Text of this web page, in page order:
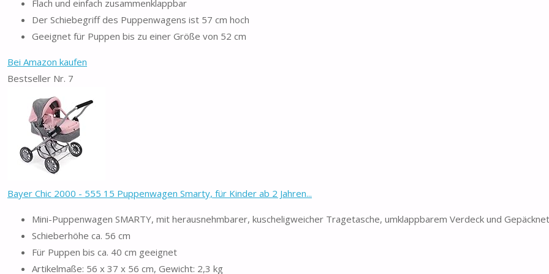
Flach und einfach zusammenklappbar
Der Schiebegriff des Puppenwagens ist 57 cm hoch
Geeignet für Puppen bis zu einer Größe von 52 cm
Bei Amazon kaufen
Bestseller Nr. 7
Bayer Chic 2000 - 555 15 Puppenwagen Smarty, für Kinder ab 2 Jahren...
Mini-Puppenwagen SMARTY, mit herausnehmbarer, kuscheligweicher Tragetasche, umklappbarem Verdeck und
Schieberhöhe ca. 56 cm
Für Puppen bis ca. 40 cm geeignet
Artikelmaße: 56 x 37 x 56 cm, Gewicht: 2,3 kg